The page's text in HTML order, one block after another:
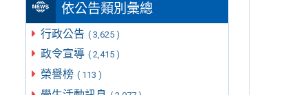
依公告類別彙總
行政公告 ( 3,625 )
政令宣導 ( 2,415 )
榮譽榜 ( 113 )